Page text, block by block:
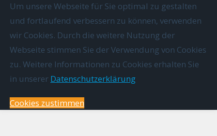
Um unsere Webseite für Sie optimal zu gestalten
und fortlaufend verbessern zu können, verwenden
wir Cookies. Durch die weitere Nutzung der
Webseite stimmen Sie der Verwendung von Cookies
zu. Weitere Informationen zu Cookies erhalten Sie
in unserer Datenschutzerklärung
Cookies zustimmen